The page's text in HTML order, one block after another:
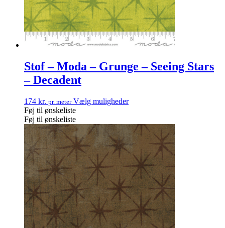
Stof – Moda – Grunge – Seeing Stars
– Decadent
174 kr. pr. meter Vælg muligheder
Føj til ønskeliste
Føj til ønskeliste